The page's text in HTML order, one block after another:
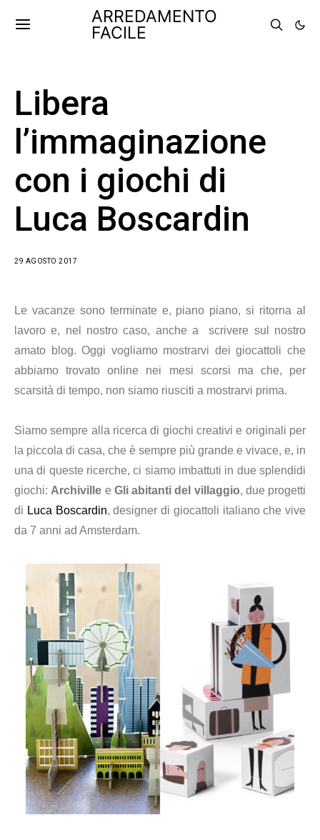
ARREDAMENTO
FACILE
Libera
l’immaginazione
con i giochi di
Luca Boscardin
29 AGOSTO 2017
Le vacanze sono terminate e, piano piano, si ritorna al
lavoro e, nel nostro caso, anche a scrivere sul nostro
amato blog. Oggi vogliamo mostrarvi dei giocattoli che
abbiamo trovato online nei mesi scorsi ma che, per
scarsità di tempo, non siamo riusciti a mostrarvi prima.
Siamo sempre alla ricerca di giochi creativi e originali per
la piccola di casa, che è sempre più grande e vivace, e, in
una di queste ricerche, ci siamo imbattuti in due splendidi
giochi: Archiville e Gli abitanti del villaggio, due progetti
di Luca Boscardin, designer di giocattoli italiano che vive
da 7 anni ad Amsterdam.